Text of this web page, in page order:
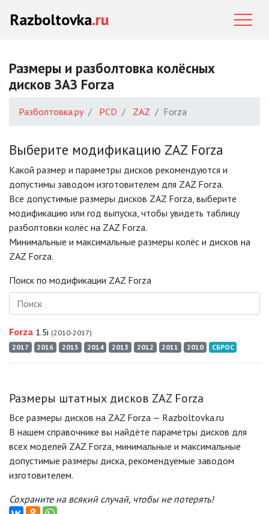
Razboltovka.ru
Размеры и разболтовка колёсных
дисков ЗАЗ Forza
Разболтовка.ру PCD ZAZ Forza
Выберите модификацию ZAZ Forza
Какой размер и параметры дисков рекомендуются и
допустимы заводом изготовителем для ZAZ Forza.
Все допустимые размеры дисков ZAZ Forza, выберите
модификацию или год выпуска, чтобы увидеть таблицу
разболтовки колёс на ZAZ Forza.
Минимальные и максимальные размеры колёс и дисков на
ZAZ Forza.
Поиск по модификации ZAZ Forza
Forza 1.5i (2010-2017)
2017
2016 2015 2014 2013 2012 2011 2010 СБРОС
Размеры штатных дисков ZAZ Forza
Все размеры дисков на ZAZ Forza — Razboltovka.ru
В нашем справочнике вы найдёте параметры дисков для
всех моделей ZAZ Forza, минимальные и максимальные
допустимые размеры диска, рекомендуемые заводом
изготовителем.
Сохраните на всякий случай, чтобы не потерять!